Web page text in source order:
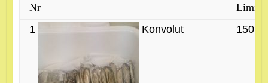
Nr
Limit
1
Konvolut 150 €